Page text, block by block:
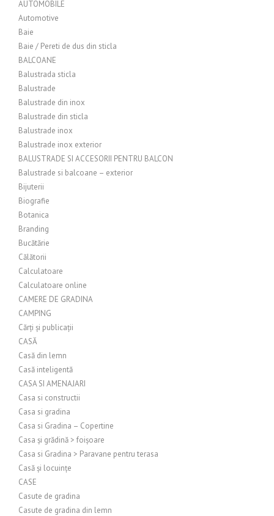
AUTOMOBILE
Automotive
Baie
Baie / Pereti de dus din sticla
BALCOANE
Balustrada sticla
Balustrade
Balustrade din inox
Balustrade din sticla
Balustrade inox
Balustrade inox exterior
BALUSTRADE SI ACCESORII PENTRU BALCON
Balustrade si balcoane – exterior
Bijuterii
Biografie
Botanica
Branding
Bucătărie
Călătorii
Calculatoare
Calculatoare online
CAMERE DE GRADINA
CAMPING
Cărți și publicații
CASĂ
Casă din lemn
Casă inteligentă
CASA SI AMENAJARI
Casa si constructii
Casa si gradina
Casa si Gradina – Copertine
Casa și grădină > foișoare
Casa si Gradina > Paravane pentru terasa
Casă și locuințe
CASE
Casute de gradina
Casute de gradina din lemn